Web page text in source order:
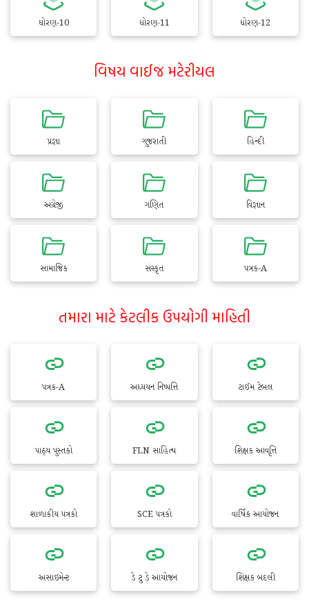
ધોરણ-10 ધોરણ-11 ધોરણ-12
વિષય વાઈજ મટેરીયલ
પ્રજ્ઞા ગુજરાતી હિન્દી
અંગ્રેજી ગણિત વિજ્ઞાન
સામાજિક સંસ્કૃત પત્રક-A
તમારા માટે કેટલીક ઉપયોગી માહિતી
પત્રક-A અધ્યયન નિષ્પત્તિ ટાઈમ ટેબલ
પાઠ્ય પુસ્તકો FLN સાહિત્ય શિક્ષક આવૃત્તિ
શાળાકીય પત્રકો SCE પત્રકો વાર્ષિક આયોજન
અસાઇમેન્ટ ડે ટુ ડે આયોજન શિક્ષક બદલી